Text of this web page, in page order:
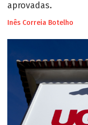
aprovadas.
Inês Correia Botelho